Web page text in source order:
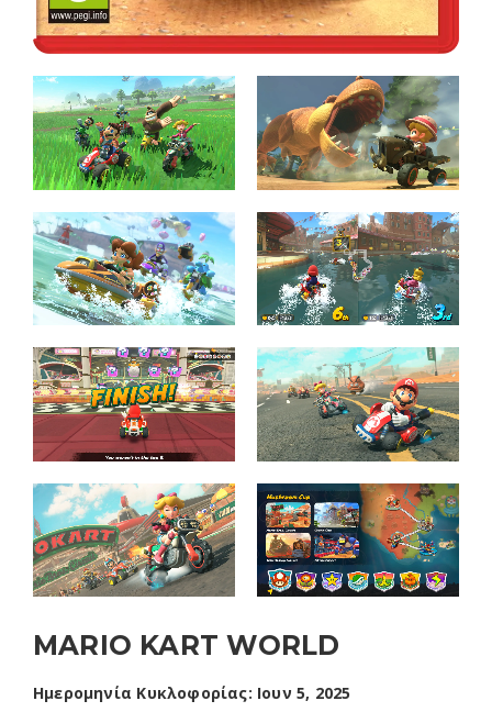
MARIO KART WORLD
Ημερομηνία Κυκλοφορίας: Ιουν 5, 2025